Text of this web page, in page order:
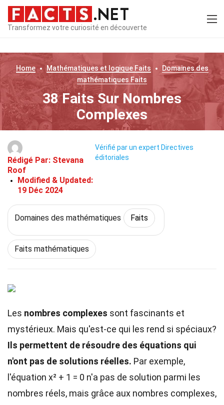
Transformez votre curiosité en découverte
Home Mathématiques et logiqueFaits
Domaines des
mathématiques Faits
38 Faits Sur Nombres
Complexes
Rédigé Par: Stevana
Roof
Modified & Updated:
19 Déc 2024
Vérifié par un expert Directives
éditoriales
Domaines des mathématiques Faits
Faits mathématiques
Les nombres complexes sont fascinants et
mystérieux. Mais qu'est-ce qui les rend si spéciaux?
Ils permettent de résoudre des équations qui
n'ont pas de solutions réelles. Par exemple,
l'équation x² + 1 = 0 n'a pas de solution parmi les
nombres réels, mais grâce aux nombres complexes,